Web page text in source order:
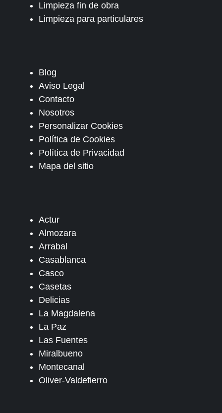
Limpieza fin de obra
Limpieza para particulares
Blog
Aviso Legal
Contacto
Nosotros
Personalizar Cookies
Política de Cookies
Política de Privacidad
Mapa del sitio
Actur
Almozara
Arrabal
Casablanca
Casco
Casetas
Delicias
La Magdalena
La Paz
Las Fuentes
Miralbueno
Montecanal
Oliver-Valdefierro